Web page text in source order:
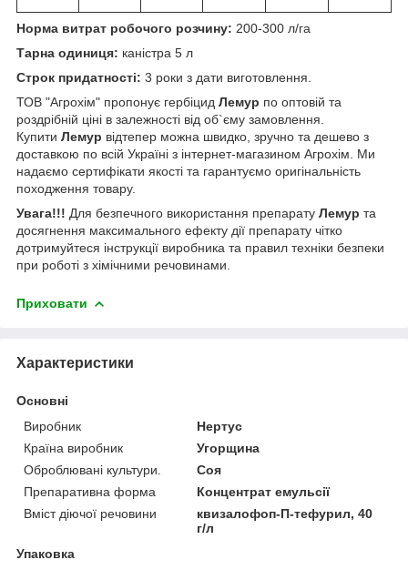
Норма витрат робочого розчину: 200-300 л/га
Тарна одиниця: каністра 5 л
Строк придатності: 3 роки з дати виготовлення.
ТОВ "Агрохім" пропонує гербіцид Лемур по оптовій та
роздрібній ціні в залежності від об`єму замовлення.
Купити Лемур відтепер можна швидко, зручно та дешево з
доставкою по всій Україні з інтернет-магазином Агрохім. Ми
надаємо сертифікати якості та гарантуємо оригінальність
походження товару.
Увага!!! Для безпечного використання препарату Лемур та
досягнення максимального ефекту дії препарату чітко
дотримуйтеся інструкції виробника та правил техніки безпеки
при роботі з хімічними речовинами.
Приховати
Характеристики
Основні
Виробник
Нертус
Країна виробник
Угорщина
Оброблювані культури.
Соя
Препаративна форма
Концентрат емульсії
Вміст діючої речовини
квизалофоп-П-тефурил, 40
г/л
Упаковка